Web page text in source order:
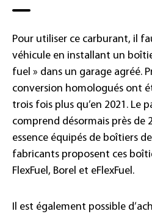
Pour utiliser ce carburant, il
véhicule en installant un
fuel » dans un garage agréé.
conversion homologués ont
trois fois plus qu’en 2021. Le
comprend désormais près de
essence équipés de boîtiers
fabricants proposent ces
FlexFuel, Borel et eFlexFuel.
Il est également possible